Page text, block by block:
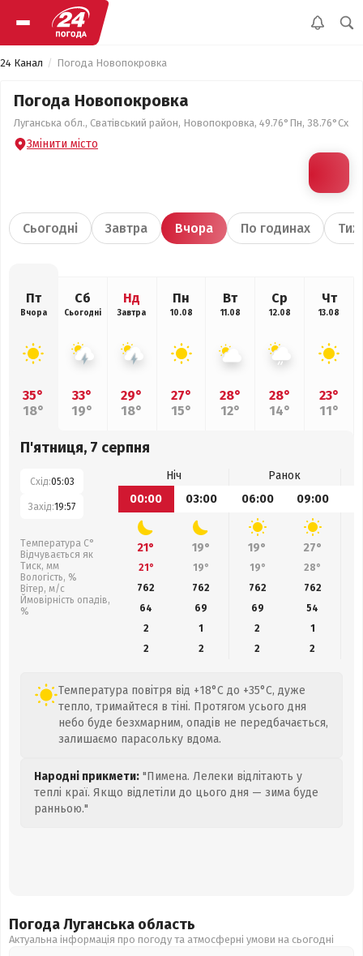
24 Канал Погода Новопокровка
Погода Новопокровка
Луганська обл., Сватівський район, Новопокровка, 49.76°Пн, 38.76°Сх
Змінити місто
Сьогодні Завтра Вчора По годинах
Пт
Вчора
35°
18°
Сб
Сьогодні
33°
19°
Нд
Завтра
29°
18°
Пн
10.08
27°
15°
Вт
11.08
28°
12°
Ср
12.08
28°
14°
Чт
13.08
23°
11°
П'ятниця, 7 серпня
Схід:05:03
Захід:19:57
Температура С°
Відчувається як
Тиск, мм
Вологість, %
Вітер, м/с
Ймовірність опадів,
%
Ніч
Ранок
00:00
03:00 06:00 09:00
21° 19° 19° 27°
21° 19° 19° 28°
762
762 762 762
64
69 69 54
2
1 2
1
2
2 2 2
Температура повітря від +18°C до +35°C, дуже
тепло, тримайтеся в тіні. Протягом усього дня
небо буде безхмарним, опадів не передбачається,
залишаємо парасольку вдома.
Народні прикмети: "Пимена. Лелеки відлітають у
теплі краї. Якщо відлетіли до цього дня — зима буде
ранньою."
Погода Луганська область
Актуальна інформація про погоду та атмосферні умови на сьогодні